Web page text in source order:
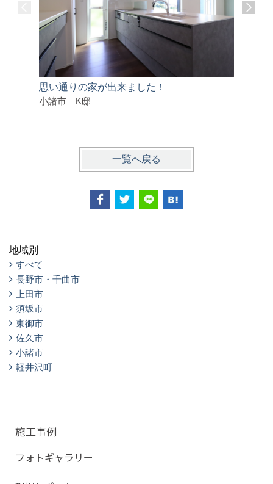
思い通りの家が出来ました！
小諸市 K邸
一覧へ戻る
地域別
すべて
長野市・千曲市
上田市
須坂市
東御市
佐久市
小諸市
軽井沢町
施工事例
フォトギャラリー